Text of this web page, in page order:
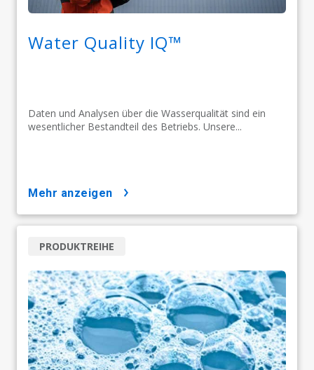
Water Quality IQ™
Daten und Analysen über die Wasserqualität sind ein
wesentlicher Bestandteil des Betriebs. Unsere...
mehr anzeigen
PRODUKTREIHE